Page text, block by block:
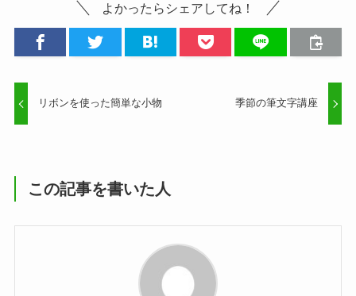
よかったらシェアしてね！
リボンを使った簡単な小物 季節の筆文字講座
この記事を書いた人